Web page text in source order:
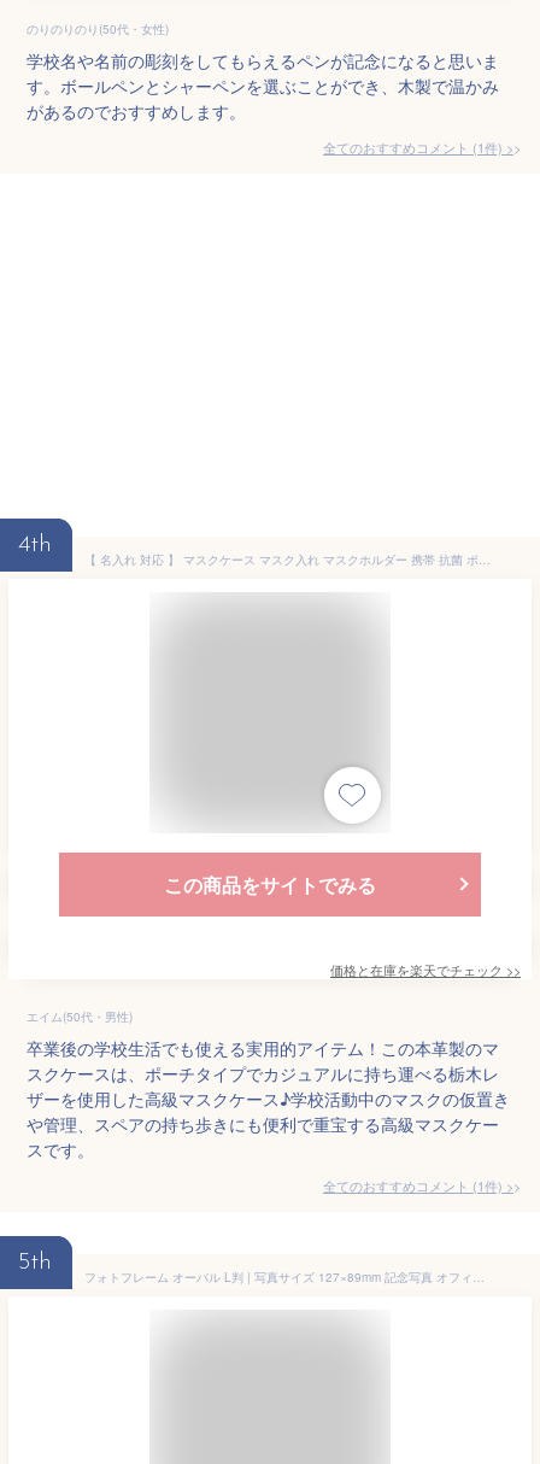
のりのりのり(50代・女性)
学校名や名前の彫刻をしてもらえるペンが記念になると思いま
す。ボールペンとシャーペンを選ぶことができ、木製で温かみ
があるのでおすすめします。
全てのおすすめコメント (1件) >
4th
【 名入れ 対応 】 マスクケース マスク入れ マスクホルダー 携帯 抗菌 ポルコロッソ おしゃれ 持ち運び ハード 仮置き レディース メンズ マスク ケース マスクカバー コンパクト 使い捨て 本革 栃木レザー 日本製 父の日 誕生日プレゼント お祝い プレゼント[sokunou]
この商品をサイトでみる
価格と在庫を楽天でチェック >>
エイム(50代・男性)
卒業後の学校生活でも使える実用的アイテム！この本革製のマ
スクケースは、ポーチタイプでカジュアルに持ち運べる栃木レ
ザーを使用した高級マスクケース♪学校活動中のマスクの仮置き
や管理、スペアの持ち歩きにも便利で重宝する高級マスクケー
スです。
全てのおすすめコメント (1件) >
5th
フォトフレーム オーバル L判 | 写真サイズ 127×89mm 記念写真 オフィス 学校 小学校 中学校 高校 大学 小学生 通販 安い 文具 販促 ギフト 記念品 写真立て 安い 卓上型 卒業祝い 卒園祝い 卒業 卒園 ギフト 卒団 卒園記念品 卒業記念品 入学祝い 卒園 おしゃれ かわいい